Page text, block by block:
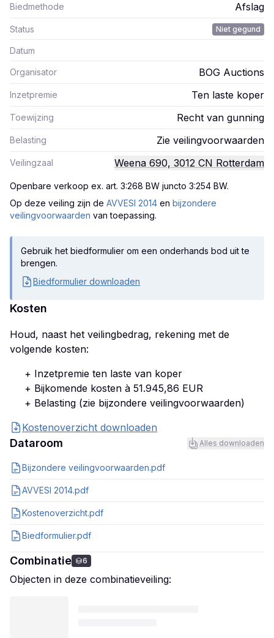
Biedmethode Afslag
Status Niet gegund
Datum
Organisator BOG Auctions
Inzetpremie Ten laste koper
Toewijzing Recht van gunning
Belasting Zie veilingvoorwaarden
Veilingzaal Weena 690, 3012 CN Rotterdam
Openbare verkoop ex. art. 3:268 BW juncto 3:254 BW.
Op deze veiling zijn de AVVESI 2014 en bijzondere
veilingvoorwaarden van toepassing.
Gebruik het biedformulier om een onderhands bod uit te
brengen.
Biedformulier downloaden
Kosten
Houd, naast het veilingbedrag, rekening met de
volgende kosten:
+ Inzetpremie ten laste van koper
+ Bijkomende kosten à 51.945,86 EUR
+ Belasting (zie bijzondere veilingvoorwaarden)
Kostenoverzicht downloaden
Dataroom Alles downloaden
Bijzondere veilingvoorwaarden.pdf
AVVESI 2014.pdf
Kostenoverzicht.pdf
Biedformulier.pdf
Combinatie 6
Objecten in deze combinatieveiling: